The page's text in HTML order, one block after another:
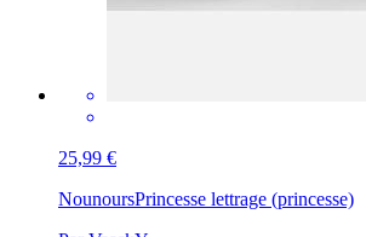
25,99 €
NounoursPrincesse lettrage (princesse)